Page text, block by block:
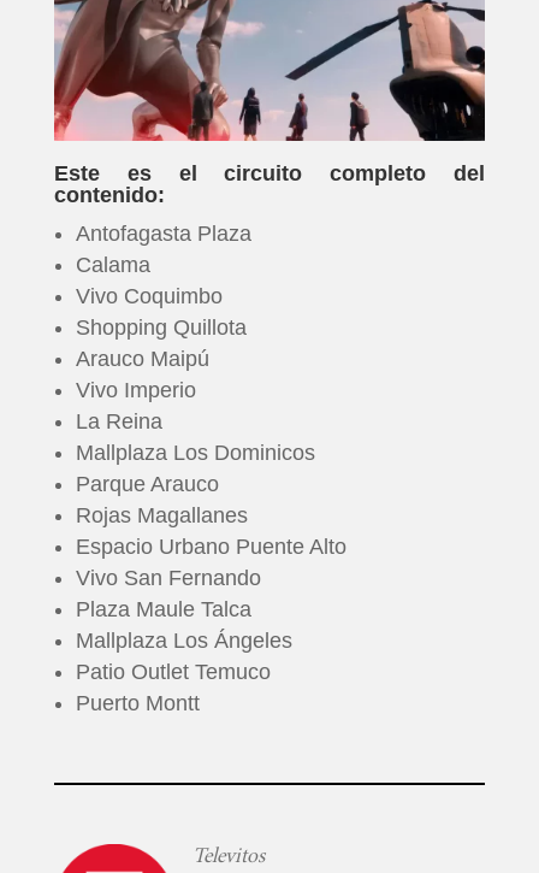
Este es el circuito completo del
contenido:
Antofagasta Plaza
Calama
Vivo Coquimbo
Shopping Quillota
Arauco Maipú
Vivo Imperio
La Reina
Mallplaza Los Dominicos
Parque Arauco
Rojas Magallanes
Espacio Urbano Puente Alto
Vivo San Fernando
Plaza Maule Talca
Mallplaza Los Ángeles
Patio Outlet Temuco
Puerto Montt
Televitos